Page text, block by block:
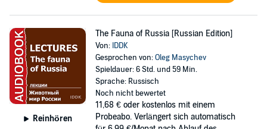
Reinhören
The Fauna of Russia [Russian Edition]
Von: IDDK
Gesprochen von:Oleg Masychev
Spieldauer: 6 Std. und 59 Min.
Sprache: Russisch
Noch nicht bewertet
11,68 € oder kostenlos mit einem
Probeabo. Verlängert sich automatisch